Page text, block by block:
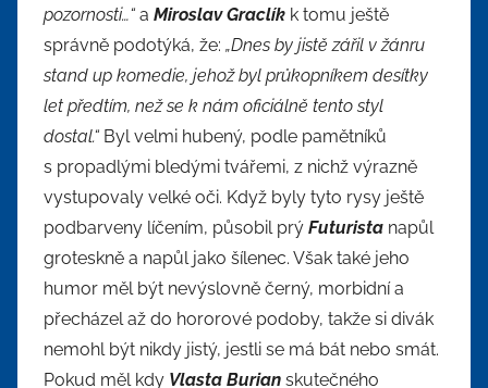
pozornosti…“ a Miroslav Graclík k tomu ještě
správně podotýká, že: „Dnes by jistě zářil v žánru
stand up komedie, jehož byl průkopníkem desítky
let předtím, než se k nám oficiálně tento styl
dostal.“ Byl velmi hubený, podle pamětníků
s propadlými bledými tvářemi, z nichž výrazně
vystupovaly velké oči. Když byly tyto rysy ještě
podbarveny líčením, působil prý Futurista napůl
groteskně a napůl jako šílenec. Však také jeho
humor měl být nevýslovně černý, morbidní a
přecházel až do hororové podoby, takže si divák
nemohl být nikdy jistý, jestli se má bát nebo smát.
Pokud měl kdy Vlasta Burian skutečného